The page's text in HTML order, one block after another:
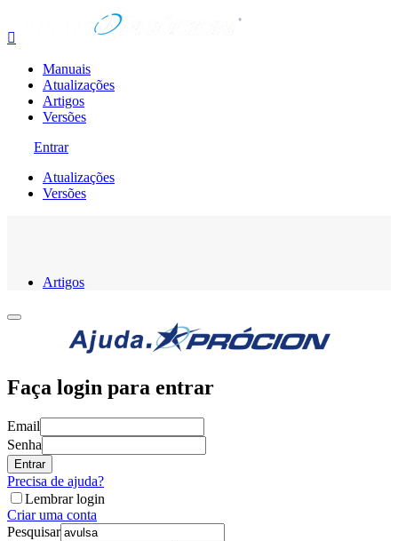

Manuais
Atualizações
Artigos
Versões
Entrar
Atualizações
Versões
Artigos
Faça login para entrar
Email
Senha
Entrar
Precisa de ajuda?
Lembrar login
Criar uma conta
Pesquisar